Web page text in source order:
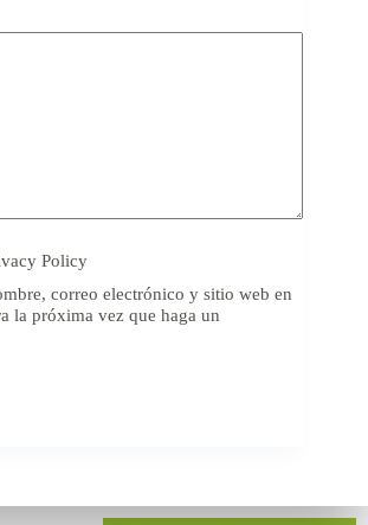
Policy
correo electrónico y sitio web en
la próxima vez que haga un